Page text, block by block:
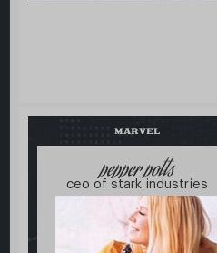
MARVEL
pepper potts
ceo of stark industries